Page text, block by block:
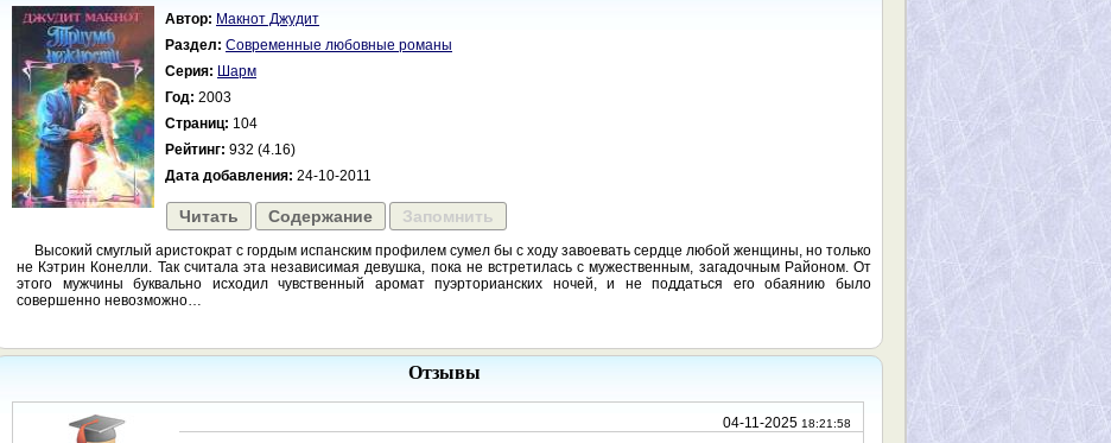
Автор: Макнот Джудит
Раздел: Современные любовные романы
Серия: Шарм
Год: 2003
Страниц: 104
Рейтинг: 932 (4.16)
Дата добавления: 24-10-2011
Читать Содержание Запомнить
Высокий смуглый аристократ с гордым испанским профилем сумел бы с ходу завоевать сердце любой женщины, но только
не Кэтрин Конелли. Так считала эта независимая девушка, пока не встретилась с мужественным, загадочным Районом. От
этого мужчины буквально исходил чувственный аромат пуэрторианских ночей, и не поддаться его обаянию было
совершенно невозможно…
Отзывы
04-11-2025 18:21:58